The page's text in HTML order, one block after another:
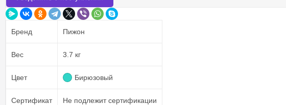
Бренд Пижон
Вес 3.7 кг
Цвет Бирюзовый
Сертификат Не подлежит сертификации